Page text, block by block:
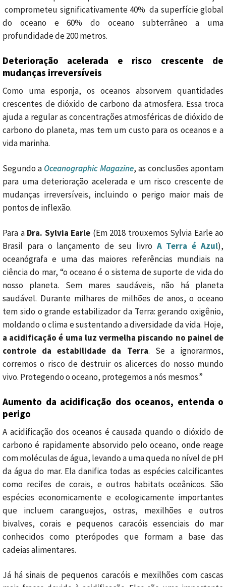
comprometeu significativamente 40% da superfície global
do oceano e 60% do oceano subterrâneo a uma
profundidade de 200 metros.
Deterioração acelerada e risco crescente de
mudanças irreversíveis
Como uma esponja, os oceanos absorvem quantidades
crescentes de dióxido de carbono da atmosfera. Essa troca
ajuda a regular as concentrações atmosféricas de dióxido de
carbono do planeta, mas tem um custo para os oceanos e a
vida marinha.
Segundo a Oceanographic Magazine, as conclusões apontam
para uma deterioração acelerada e um risco crescente de
mudanças irreversíveis, incluindo o perigo maior mais de
pontos de inflexão.
Para a Dra. Sylvia Earle (Em 2018 trouxemos Sylvia Earle ao
Brasil para o lançamento de seu livro A Terra é Azul),
oceanógrafa e uma das maiores referências mundiais na
ciência do mar, “o oceano é o sistema de suporte de vida do
nosso planeta. Sem mares saudáveis, não há planeta
saudável. Durante milhares de milhões de anos, o oceano
tem sido o grande estabilizador da Terra: gerando oxigênio,
moldando o clima e sustentando a diversidade da vida. Hoje,
a acidificação é uma luz vermelha piscando no painel de
controle da estabilidade da Terra. Se a ignorarmos,
corremos o risco de destruir os alicerces do nosso mundo
vivo. Protegendo o oceano, protegemos a nós mesmos.”
Aumento da acidificação dos oceanos, entenda o
perigo
A acidificação dos oceanos é causada quando o dióxido de
carbono é rapidamente absorvido pelo oceano, onde reage
com moléculas de água, levando a uma queda no nível de pH
da água do mar. Ela danifica todas as espécies calcificantes
como recifes de corais, e outros habitats oceânicos. São
espécies economicamente e ecologicamente importantes
que incluem caranguejos, ostras, mexilhões e outros
bivalves, corais e pequenos caracóis essenciais do mar
conhecidos como pterópodes que formam a base das
cadeias alimentares.
Já há sinais de pequenos caracóis e mexilhões com cascas